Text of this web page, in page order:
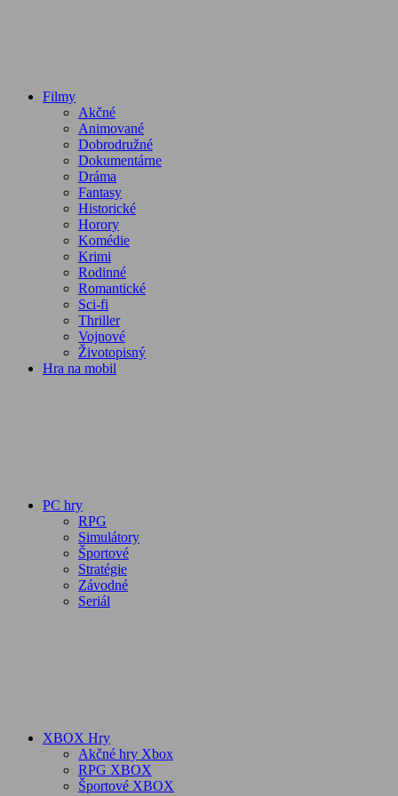
Filmy
Akčné
Animované
Dobrodružné
Dokumentárne
Dráma
Fantasy
Historické
Horory
Komédie
Krimi
Rodinné
Romantické
Sci-fi
Thriller
Vojnové
Životopisný
Hra na mobil
PC hry
RPG
Simulátory
Športové
Stratégie
Závodné
Seriál
XBOX Hry
Akčné hry Xbox
RPG XBOX
Športové XBOX